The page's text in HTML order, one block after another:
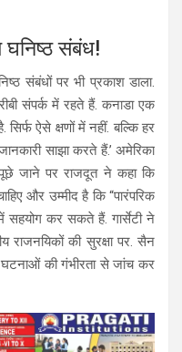
संबंध!
संबंधों पर भी प्रकाश डाला.
संपर्क में रहते हैं. कनाडा एक
सिर्फ ऐसे क्षणों में नहीं. बल्कि हर
साझा करते हैं.’ अमेरिका
पूछे जाने पर राजदूत ने कहा कि
और उम्मीद है कि “पारंपरिक
सहयोग कर सकते हैं. गार्सेटी ने
राजनयिकों की सुरक्षा पर. सैन
की गंभीरता से जांच कर